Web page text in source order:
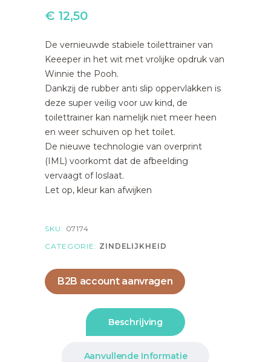
€ 12,50
De vernieuwde stabiele toilettrainer van
Keeeper in het wit met vrolijke opdruk van
Winnie the Pooh.
Dankzij de rubber anti slip oppervlakken is
deze super veilig voor uw kind, de
toilettrainer kan namelijk niet meer heen
en weer schuiven op het toilet.
De nieuwe technologie van overprint
(IML) voorkomt dat de afbeelding
vervaagt of loslaat.
Let op, kleur kan afwijken
SKU: 07174
CATEGORIE: ZINDELIJKHEID
B2B account aanvragen
Beschrijving
Aanvullende Informatie